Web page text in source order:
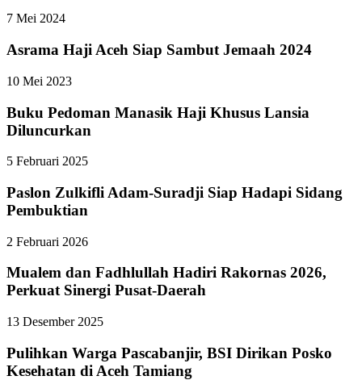
7 Mei 2024
Asrama Haji Aceh Siap Sambut Jemaah 2024
10 Mei 2023
Buku Pedoman Manasik Haji Khusus Lansia
Diluncurkan
5 Februari 2025
Paslon Zulkifli Adam-Suradji Siap Hadapi Sidang
Pembuktian
2 Februari 2026
Mualem dan Fadhlullah Hadiri Rakornas 2026,
Perkuat Sinergi Pusat-Daerah
13 Desember 2025
Pulihkan Warga Pascabanjir, BSI Dirikan Posko
Kesehatan di Aceh Tamiang